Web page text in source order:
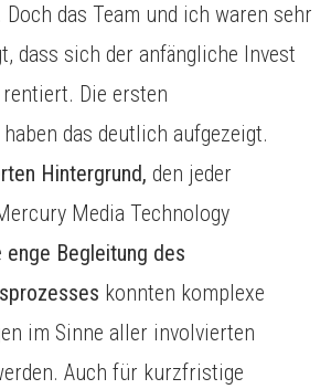
das Team und ich waren sehr
dass sich der anfängliche Invest
Die ersten
das deutlich aufgezeigt.
Hintergrund, den jeder
Media Technology
enge Begleitung des
konnten komplexe
im Sinne aller involvierten
Auch für kurzfristige